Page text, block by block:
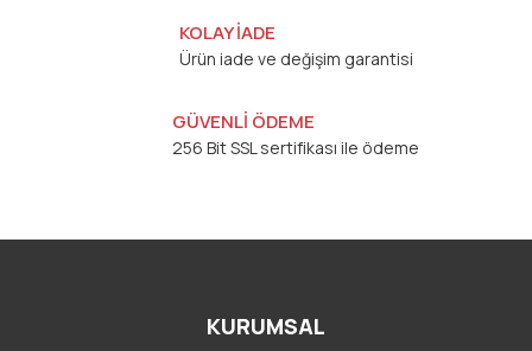
KOLAY İADE
Ürün iade ve değişim garantisi
GÜVENLİ ÖDEME
256 Bit SSL sertifikası ile ödeme
KURUMSAL